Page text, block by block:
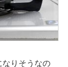
なりそうなの